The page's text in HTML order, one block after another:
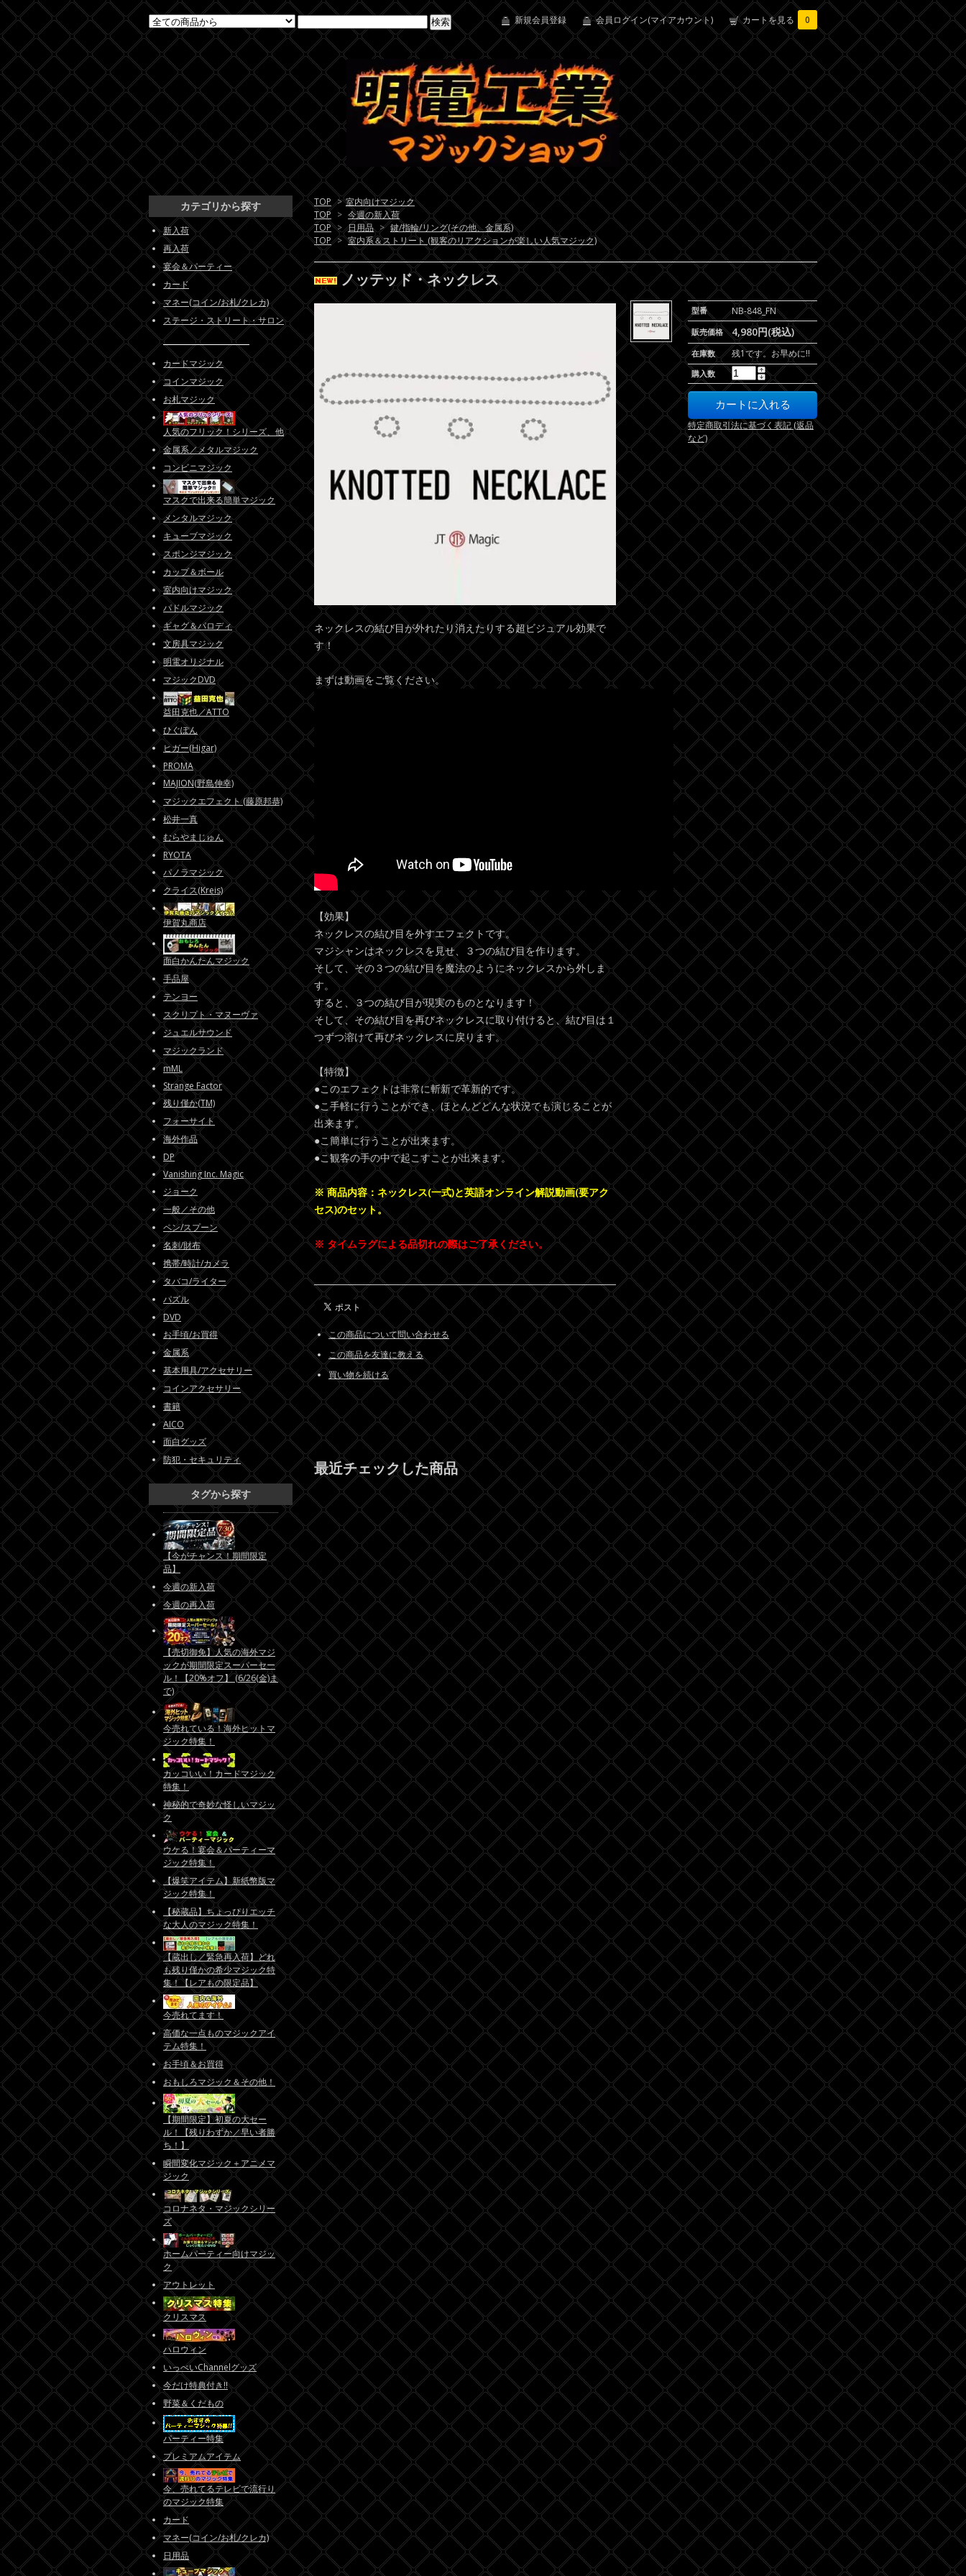
新規会員登録 会員ログイン(マイアカウント) カートを見る 0
TOP > 室内向けマジック
TOP > 今週の新入荷
TOP > 日用品 > 鍵/指輪/リング(その他、金属系)
TOP > 室内系＆ストリート (観客のリアクションが楽しい人気マジック)
ノッテッド・ネックレス
型番 NB-848_FN
販売価格 4,980円(税込)
在庫数 残1です。お早めに!!
購入数
特定商取引法に基づく表記 (返品
など)
ネックレスの結び目が外れたり消えたりする超ビジュアル効果で
す！
まずは動画をご覧ください。
【効果】
ネックレスの結び目を外すエフェクトです。
マジシャンはネックレスを見せ、３つの結び目を作ります。
そして、その３つの結び目を魔法のようにネックレスから外しま
す。
すると、３つの結び目が現実のものとなります！
そして、その結び目を再びネックレスに取り付けると、結び目は１
つずつ溶けて再びネックレスに戻ります。
【特徴】
●このエフェクトは非常に斬新で革新的です。
●こ手軽に行うことができ、ほとんどどんな状況でも演じることが
出来ます。
●こ簡単に行うことが出来ます。
●こ観客の手の中で起こすことが出来ます。
※ 商品内容：ネックレス(一式)と英語オンライン解説動画(要アク
セス)のセット。
※ タイムラグによる品切れの際はご了承ください。
この商品について問い合わせる
この商品を友達に教える
買い物を続ける
最近チェックした商品
カテゴリから探す
新入荷
再入荷
宴会＆パーティー
カード
マネー(コイン/お札/クレカ)
ステージ・ストリート・サロン
カードマジック
コインマジック
お札マジック
人気のフリック！シリーズ、他
金属系／メタルマジック
コンビニマジック
マスクで出来る簡単マジック
メンタルマジック
キューブマジック
スポンジマジック
カップ＆ボール
室内向けマジック
パドルマジック
ギャグ＆パロディ
文房具マジック
明電オリジナル
マジックDVD
益田克也／ATTO
ひぐぽん
ヒガー(Higar)
PROMA
MAJION(野島伸幸)
マジックエフェクト (藤原邦恭)
松井一真
むらやまじゅん
RYOTA
パノラマジック
クライス(Kreis)
伊賀丸商店
面白かんたんマジック
手品屋
テンヨー
スクリプト・マヌーヴァ
ジュエルサウンド
マジックランド
mML
Strange Factor
残り僅か(TM)
フォーサイト
海外作品
DP
Vanishing Inc. Magic
ジョーク
一般／その他
ペン/スプーン
名刺/財布
携帯/時計/カメラ
タバコ/ライター
パズル
DVD
お手頃/お買得
金属系
基本用具/アクセサリー
コインアクセサリー
書籍
AICO
面白グッズ
防犯・セキュリティ
タグから探す
【今がチャンス！期間限定
品】
今週の新入荷
今週の再入荷
【売切御免】人気の海外マジ
ックが期間限定スーパーセー
ル！【20%オフ】 (6/26(金)ま
で)
今売れている！海外ヒットマ
ジック特集！
カッコいい！カードマジック
特集！
神秘的で奇妙な怪しいマジッ
ク
ウケる！宴会＆パーティーマ
ジック特集！
【爆笑アイテム】新紙幣版マ
ジック特集！
【秘蔵品】ちょっぴりエッチ
な大人のマジック特集！
【蔵出し／緊急再入荷】どれ
も残り僅かの希少マジック特
集！【レアもの限定品】
今売れてます！
高価な一点ものマジックアイ
テム特集！
お手頃＆お買得
おもしろマジック＆その他！
【期間限定】初夏の大セー
ル！【残りわずか／早い者勝
ち！】
瞬間変化マジック＋アニメマ
ジック
コロナネタ・マジックシリー
ズ
ホームパーティー向けマジッ
ク
アウトレット
クリスマス
ハロウィン
いっぺいChannelグッズ
今だけ特典付き!!
野菜＆くだもの
パーティー特集
プレミアムアイテム
今、売れてるテレビで流行り
のマジック特集
カード
マネー(コイン/お札/クレカ)
日用品